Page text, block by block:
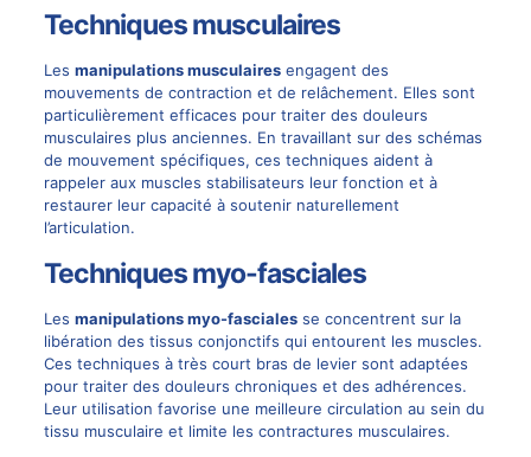
Techniques musculaires
Les manipulations musculairesengagent des
mouvements de contraction et de relâchement. Elles sont
particulièrement efficaces pour traiter des douleurs
musculaires plus anciennes. En travaillant sur des schémas
de mouvement spécifiques, ces techniques aident à
rappeler aux muscles stabilisateurs leur fonction et à
restaurer leur capacité à soutenir naturellement
l’articulation.
Techniques myo-fasciales
Les manipulations myo-fascialesse concentrent sur la
libération des tissus conjonctifs qui entourent les muscles.
Ces techniques à très court bras de levier sont adaptées
pour traiter des douleurs chroniques et des adhérences.
Leur utilisation favorise une meilleure circulation au sein du
tissu musculaire et limite les contractures musculaires.